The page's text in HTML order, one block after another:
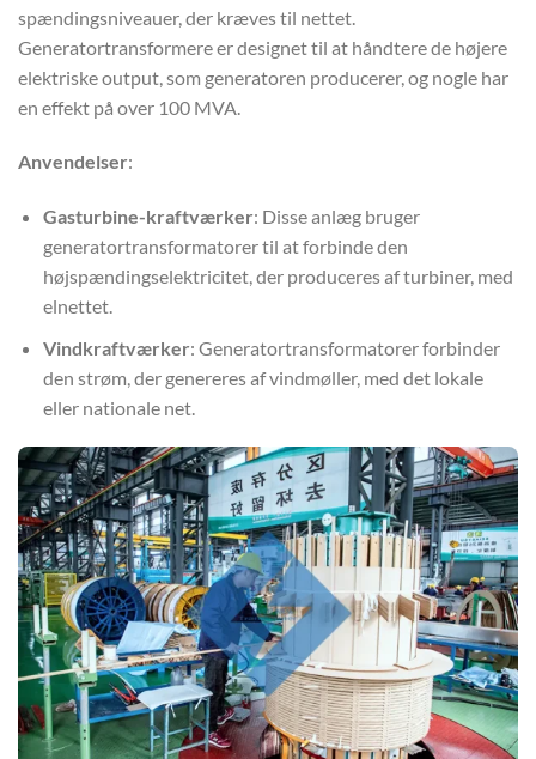
spændingsniveauer, der kræves til nettet.
Generatortransformere er designet til at håndtere de højere
elektriske output, som generatoren producerer, og nogle har
en effekt på over 100 MVA.
Anvendelser:
Gasturbine-kraftværker: Disse anlæg bruger
generatortransformatorer til at forbinde den
højspændingselektricitet, der produceres af turbiner, med
elnettet.
Vindkraftværker: Generatortransformatorer forbinder
den strøm, der genereres af vindmøller, med det lokale
eller nationale net.